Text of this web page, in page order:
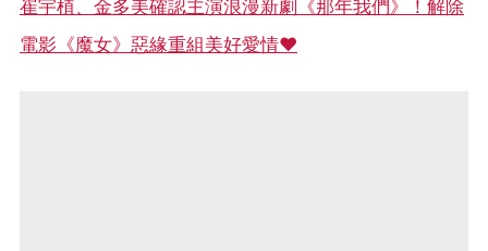
崔宇植、金多美確認主演浪漫新劇《那年我們》！解除
電影《魔女》惡緣重組美好愛情❤